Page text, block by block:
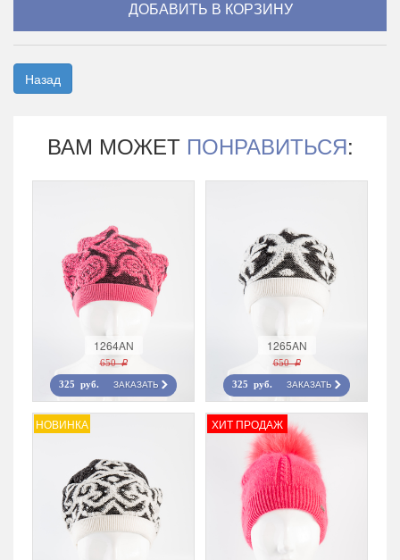
Назад
ВАМ МОЖЕТ ПОНРАВИТЬСЯ:
1264AN
650 r
325 руб. ЗАКАЗАТЬ
1265AN
650 r
325 руб. ЗАКАЗАТЬ
НОВИНКА ХИТ ПРОДАЖ